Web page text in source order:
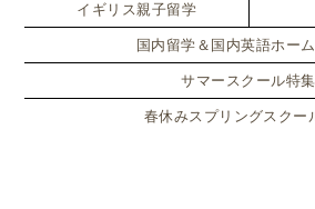
イギリス親子留学
国内留学＆国内英語ホー
サマースクール特集
春休みスプリングスクー